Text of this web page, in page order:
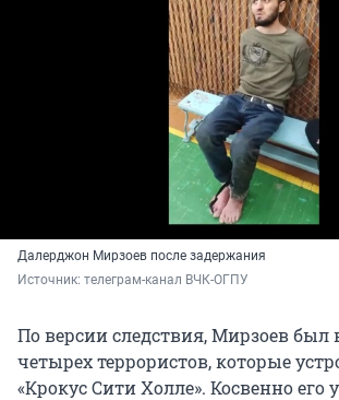
Далерджон Мирзоев после задержания
Источник: телеграм-канал ВЧК-ОГПУ
По версии следствия, Мирзоев был
четырех террористов, которые
«Крокус Сити Холле». Косвенно его